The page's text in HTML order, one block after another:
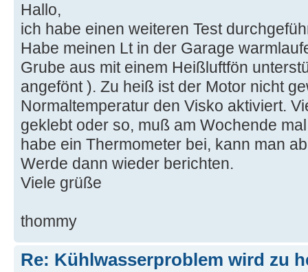
Hallo,
ich habe einen weiteren Test
Habe meinen Lt in der Garage
Grube aus mit einem Heißluftfön
angefönt ). Zu heiß ist der Motor nicht
Normaltemperatur den Visko aktiviert.
geklebt oder so, muß am Wochende
habe ein Thermometer bei, kann man
Werde dann wieder berichten.
Viele grüße
thommy
Re: Kühlwasserproblem wird zu